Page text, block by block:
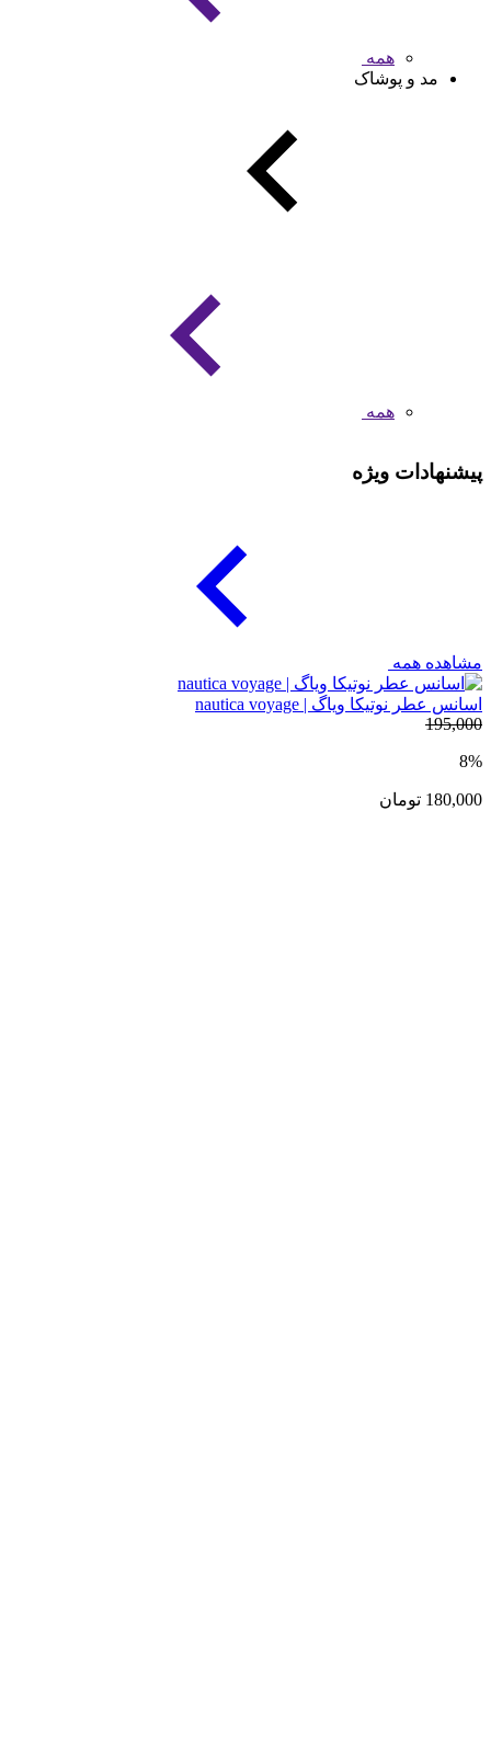
همه
مد و پوشاک
همه
پیشنهادات ویژه
مشاهده همه
اسانس عطر نوتیکا ویاگ | nautica voyage
195,000
8%
180,000 تومان